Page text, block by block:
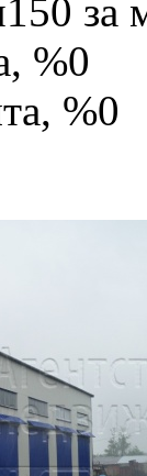
150 за
%0
%0